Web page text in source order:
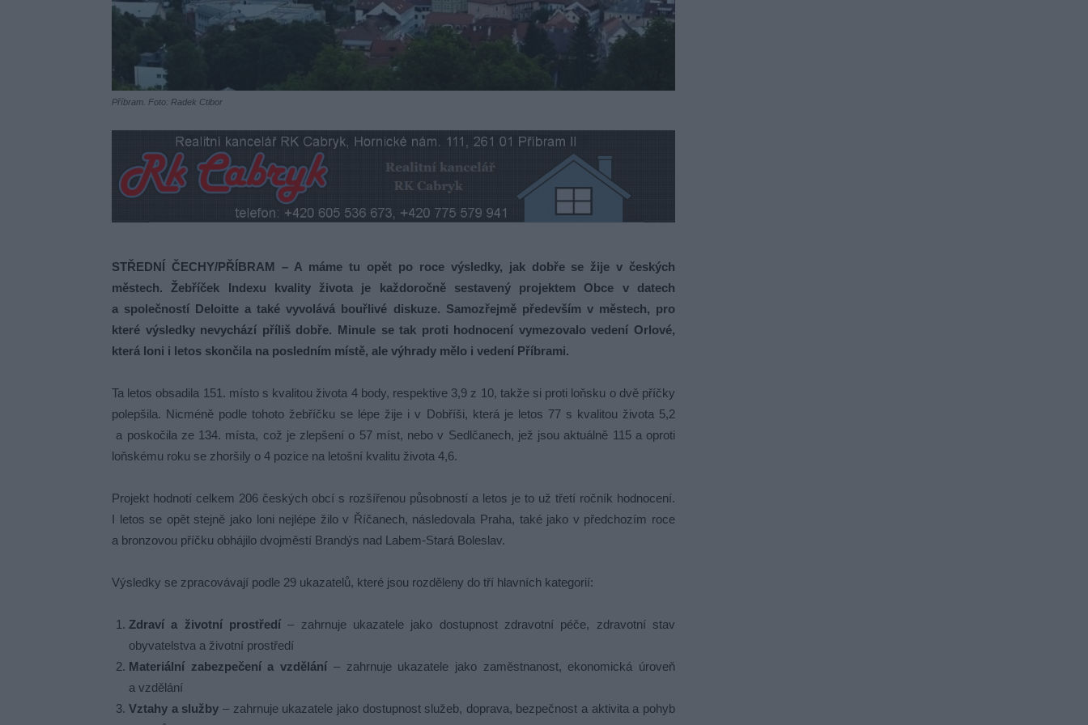
Příbram. Foto: Radek Ctibor
STŘEDNÍ ČECHY/PŘÍBRAM – A máme tu opět po roce výsledky, jak dobře se žije v českých
městech. Žebříček Indexu kvality života je každoročně sestavený projektem Obce v datech
a společností Deloitte a také vyvolává bouřlivé diskuze. Samozřejmě především v městech, pro
které výsledky nevychází příliš dobře. Minule se tak proti hodnocení vymezovalo vedení Orlové,
která loni i letos skončila na posledním místě, ale výhrady mělo i vedení Příbrami.
Ta letos obsadila 151. místo s kvalitou života 4 body, respektive 3,9 z 10, takže si proti loňsku o dvě příčky
polepšila. Nicméně podle tohoto žebříčku se lépe žije i v Dobříši, která je letos 77 s kvalitou života 5,2
a poskočila ze 134. místa, což je zlepšení o 57 míst, nebo v Sedlčanech, jež jsou aktuálně 115 a oproti
loňskému roku se zhoršily o 4 pozice na letošní kvalitu života 4,6.
Projekt hodnotí celkem 206 českých obcí s rozšířenou působností a letos je to už třetí ročník hodnocení.
I letos se opět stejně jako loni nejlépe žilo v Říčanech, následovala Praha, také jako v předchozím roce
a bronzovou příčku obhájilo dvojměstí Brandýs nad Labem-Stará Boleslav.
Výsledky se zpracovávají podle 29 ukazatelů, které jsou rozděleny do tří hlavních kategorií:
Zdraví a životní prostředí – zahrnuje ukazatele jako dostupnost zdravotní péče, zdravotní stav
obyvatelstva a životní prostředí
Materiální zabezpečení a vzdělání – zahrnuje ukazatele jako zaměstnanost, ekonomická úroveň
a vzdělání
Vztahy a služby – zahrnuje ukazatele jako dostupnost služeb, doprava, bezpečnost a aktivita a pohyb